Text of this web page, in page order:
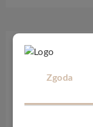
Pergo Sensation
Zgoda